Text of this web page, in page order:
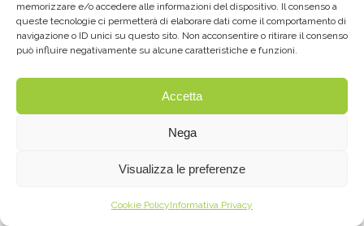
memorizzare e/o accedere alle informazioni del dispositivo. Il consenso a
queste tecnologie ci permetterà di elaborare dati come il comportamento di
navigazione o ID unici su questo sito. Non acconsentire o ritirare il consenso
può influire negativamente su alcune caratteristiche e funzioni.
Accetta
Nega
Visualizza le preferenze
Cookie PolicyInformativa Privacy
© 2021 PIERROT VIAGGI S.A.S. DI ACQUADRO
CAROLA E IULITA - P.I. 01352350027 - REA
134003 -PRIVACY & COOKIE- BYOPLÀ